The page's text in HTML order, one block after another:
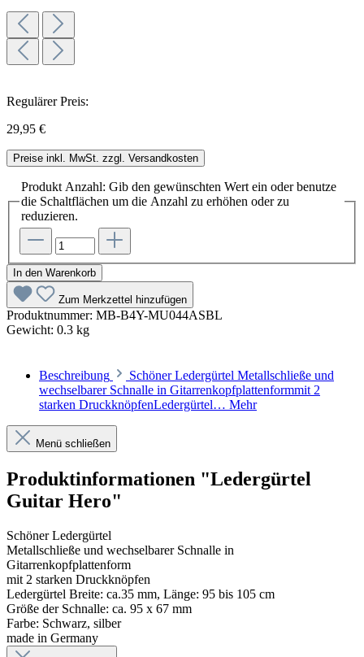
Regulärer Preis:
29,95 €
Preise inkl. MwSt. zzgl. Versandkosten
Produkt Anzahl: Gib den gewünschten Wert ein oder benutze
die Schaltflächen um die Anzahl zu erhöhen oder zu
reduzieren.
In den Warenkorb
Zum Merkzettel hinzufügen
Produktnummer: MB-B4Y-MU044ASBL
Gewicht: 0.3 kg
Beschreibung
Schöner Ledergürtel Metallschließe und
wechselbarer Schnalle in Gitarrenkopfplattenformmit 2
starken DruckknöpfenLedergürtel… Mehr
Menü schließen
Produktinformationen "Ledergürtel
Guitar Hero"
Schöner Ledergürtel
Metallschließe und wechselbarer Schnalle in
Gitarrenkopfplattenform
mit 2 starken Druckknöpfen
Ledergürtel Breite: ca.35 mm, Länge: 95 bis 105 cm
Größe der Schnalle: ca. 95 x 67 mm
Farbe: Schwarz, silber
made in Germany